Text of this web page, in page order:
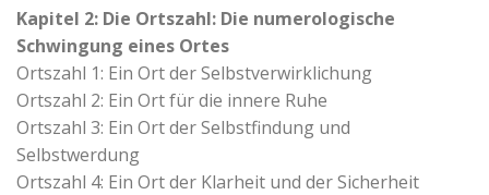
Kapitel 2: Die Ortszahl: Die numerologische
Schwingung eines Ortes
Ortszahl 1: Ein Ort der Selbstverwirklichung
Ortszahl 2: Ein Ort für die innere Ruhe
Ortszahl 3: Ein Ort der Selbstfindung und
Selbstwerdung
Ortszahl 4: Ein Ort der Klarheit und der Sicherheit